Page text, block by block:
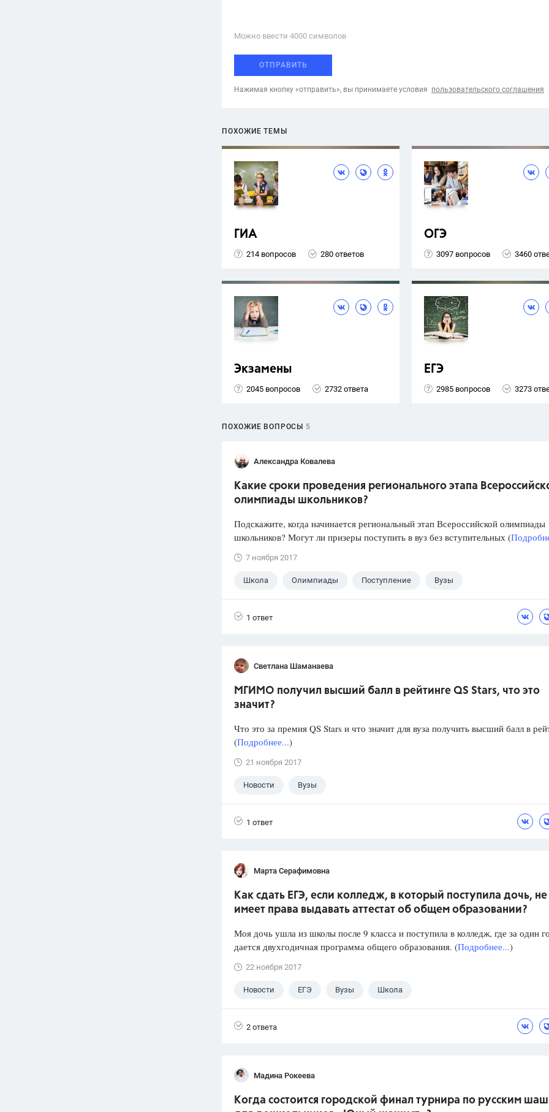
Можно ввести 4000 cимволов
ОТПРАВИТЬ
Нажимая кнопку «отправить», вы принимаете условия пользовательского соглашения
ПОХОЖИЕ ТЕМЫ
ГИА
214 вопросов 280 ответов
ОГЭ
3097 вопросов 3460
Экзамены
2045 вопросов 2732 ответа
ЕГЭ
2985 вопросов 3273
ПОХОЖИЕ ВОПРОСЫ 5
Александра Ковалева
Какие сроки проведения регионального этапа
олимпиады школьников?
Подскажите, когда начинается региональный этап Всероссийской олимпиады
школьников? Могут ли призеры поступить в вуз без вступительных (
7 ноября 2017
Школа Олимпиады Поступление Вузы
1 ответ
Светлана Шаманаева
МГИМО получил высший балл в рейтинге QS Stars, что это
значит?
Что это за премия QS Stars и что значит для вуза получить высший балл в
(Подробнее...)
21 ноября 2017
Новости Вузы
1 ответ
Марта Серафимовна
Как сдать ЕГЭ, если колледж, в который поступила дочь, не
имеет права выдавать аттестат об общем образовании?
Моя дочь ушла из школы после 9 класса и поступила в колледж, где за один
дается двухгодичная программа общего образования. (Подробнее...)
22 ноября 2017
Новости ЕГЭ Вузы Школа
2 ответа
Мадина Рокеева
Когда состоится городской финал турнира по русским